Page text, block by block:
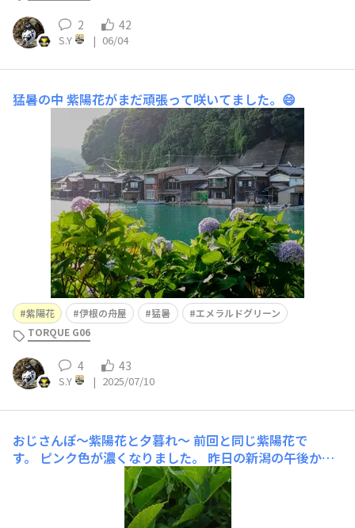
2 42
S.Y | 06/04
猛暑の中 紫陽花がまだ頑張って咲いてました。😄
紫陽花 伊根の舟屋 猛暑
エメラルドグリーン
TORQUE G06
4 43
S.Y | 2025/07/10
おじさんぽ〜紫陽花と夕暮れ〜 前回と同じ紫陽花で
す。 ピンク色が濃くなりました。 昨日の新潟の午後から
は梅雨の中だるみで暑さと湿気が激しかったです。 扇風
機廻して寝ました。 で、夕暮れ時はきれいな色彩でし
た。 写真には写ってないけど、コウモリも近所を飛んで